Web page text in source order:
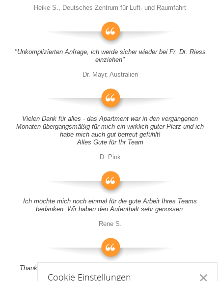
Heike S., Deutsches Zentrum für Luft- und Raumfahrt
"Unkomplizierten Anfrage, ich werde sicher wieder bei Fr. Dr. Riess
einziehen"
Dr. Mayr, Australien
Vielen Dank für alles - das Apartment war in den vergangenen
Monaten übergangsmäßig für mich ein wirklich guter Platz und ich
habe mich auch gut betreut gefühlt!
Alles Gute für Ihr Team
D. Pink
Ich möchte mich noch einmal für die gute Arbeit Ihres Teams
bedanken. Wir haben den Aufenthalt sehr genossen.
Rene S.
Thank you all for your support! It was a pleasure to stay at your
apartment
Cookie Einstellungen